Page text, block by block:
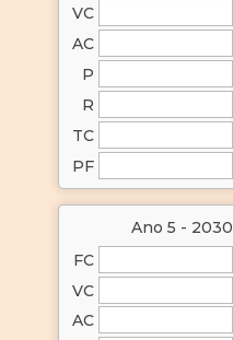
VC
AC
P
R
TC
PF
Ano 5 - 2030
FC
VC
AC